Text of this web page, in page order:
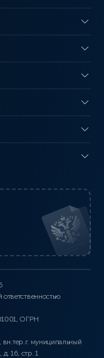
ОГРН
муниципальный
д. 16, стр. 1